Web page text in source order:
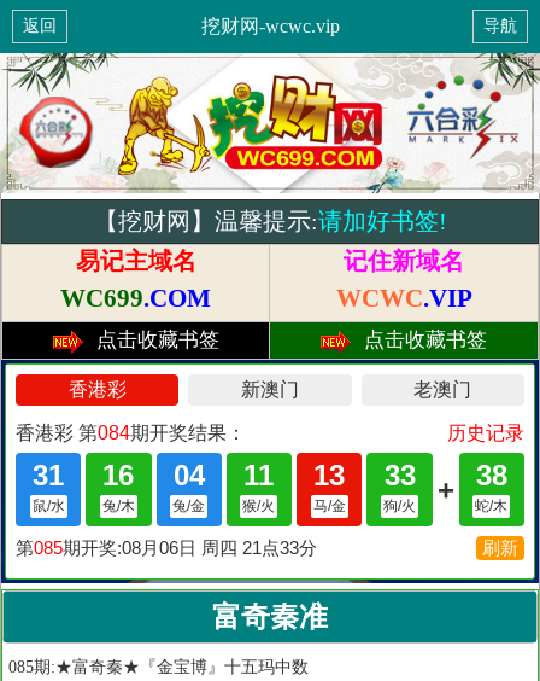
返回 挖财网-wcwc.vip 导航
【挖财网】温馨提示:请加好书签!
易记主域名
WC699.COM
记住新域名
WCWC.VIP
点击收藏书签 点击收藏书签
富奇秦准
085期:★富奇秦★『金宝博』十五玛中数